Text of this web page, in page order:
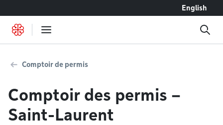
English
Comptoir de permis
Comptoir des permis –
Saint-Laurent